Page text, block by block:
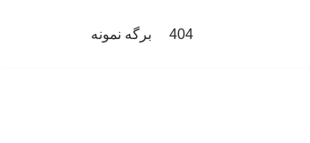
404 برگه نمونه